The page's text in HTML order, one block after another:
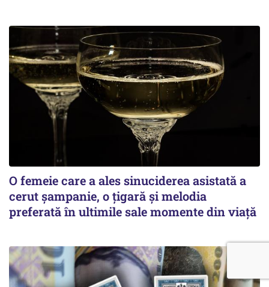
O femeie care a ales sinuciderea asistată a
cerut șampanie, o țigară și melodia
preferată în ultimile sale momente din viață